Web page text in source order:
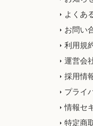
よくあ
お問い
利用規
運営会
採用情
プライ
情報セ
特定商